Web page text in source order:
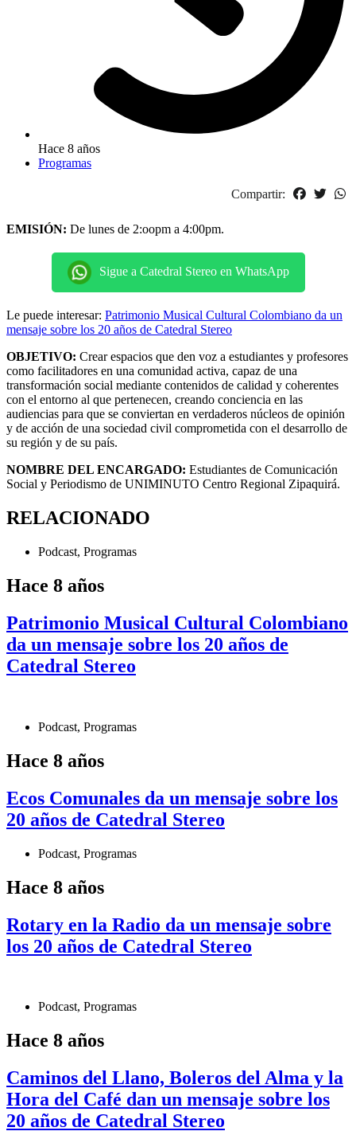
Hace 8 años
Programas
Compartir:
EMISIÓN: De lunes de 2:oopm a 4:00pm.
Sigue a Catedral Stereo en WhatsApp
Le puede interesar: Patrimonio Musical Cultural Colombiano da un
mensaje sobre los 20 años de Catedral Stereo
OBJETIVO: Crear espacios que den voz a estudiantes y profesores
como facilitadores en una comunidad activa, capaz de una
transformación social mediante contenidos de calidad y coherentes
con el entorno al que pertenecen, creando conciencia en las
audiencias para que se conviertan en verdaderos núcleos de opinión
y de acción de una sociedad civil comprometida con el desarrollo de
su región y de su país.
NOMBRE DEL ENCARGADO: Estudiantes de Comunicación
Social y Periodismo de UNIMINUTO Centro Regional Zipaquirá.
RELACIONADO
Podcast, Programas
Hace 8 años
Patrimonio Musical Cultural Colombiano
da un mensaje sobre los 20 años de
Catedral Stereo
Podcast, Programas
Hace 8 años
Ecos Comunales da un mensaje sobre los
20 años de Catedral Stereo
Podcast, Programas
Hace 8 años
Rotary en la Radio da un mensaje sobre
los 20 años de Catedral Stereo
Podcast, Programas
Hace 8 años
Caminos del Llano, Boleros del Alma y la
Hora del Café dan un mensaje sobre los
20 años de Catedral Stereo